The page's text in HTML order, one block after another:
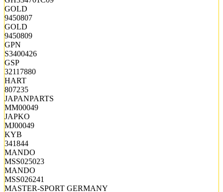
GOLD
9450807
GOLD
9450809
GPN
S3400426
GSP
32117880
HART
807235
JAPANPARTS
MM00049
JAPKO
MJ00049
KYB
341844
MANDO
MSS025023
MANDO
MSS026241
MASTER-SPORT GERMANY